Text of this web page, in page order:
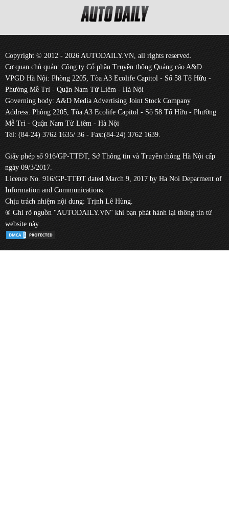
Copyright © 2012 - 2026 AUTODAILY.VN, all rights reserved.
Cơ quan chủ quản: Công ty Cổ phần Truyền thông Quảng cáo A&D.
VPGD Hà Nội: Phòng 2205, Tòa A3 Ecolife Capitol - Số 58 Tố Hữu -
Phường Mễ Trì - Quận Nam Từ Liêm - Hà Nội
Governing body: A&D Media Advertising Joint Stock Company
Address: Phòng 2205, Tòa A3 Ecolife Capitol - Số 58 Tố Hữu - Phường
Mễ Trì - Quận Nam Từ Liêm - Hà Nội
Tel: (84-24) 3762 1635/ 36 - Fax:(84-24) 3762 1639.
Giấy phép số 916/GP-TTĐT, Sở Thông tin và Truyền thông Hà Nội cấp
ngày 09/3/2017.
Licence No. 916/GP-TTĐT dated March 9, 2017 by Ha Noi Deparment of
Information and Communications.
Chịu trách nhiệm nội dung: Trịnh Lê Hùng.
® Ghi rõ nguồn "AUTODAILY.VN" khi bạn phát hành lại thông tin từ
website này.